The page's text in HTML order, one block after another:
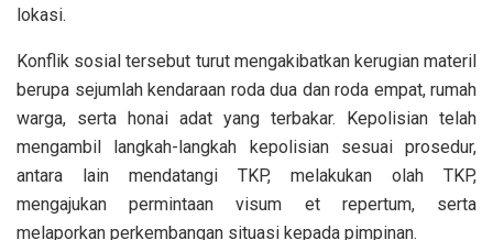
lokasi.
Konflik sosial tersebut turut mengakibatkan kerugian materil
berupa sejumlah kendaraan roda dua dan roda empat, rumah
warga, serta honai adat yang terbakar. Kepolisian telah
mengambil langkah-langkah kepolisian sesuai prosedur,
antara lain mendatangi TKP, melakukan olah TKP,
mengajukan permintaan visum et repertum, serta
melaporkan perkembangan situasi kepada pimpinan.